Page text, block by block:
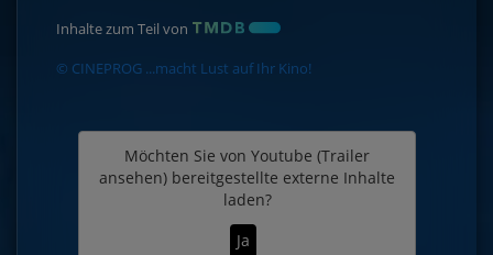
Inhalte zum Teil von
© CINEPROG ...macht Lust auf Ihr Kino!
Möchten Sie von Youtube (Trailer
ansehen) bereitgestellte externe Inhalte
laden?
Ja